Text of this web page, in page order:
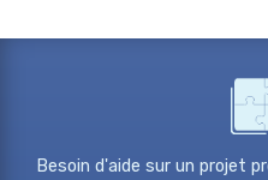
Besoin d'aide sur un projet